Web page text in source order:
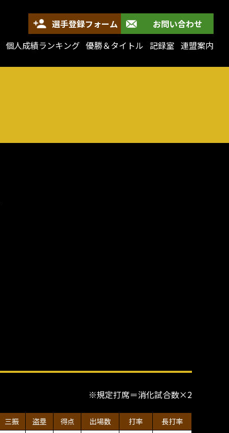
選手登録フォーム
お問い合わせ
個人成績ランキング 優勝＆タイトル 記録室 連盟案内
※規定打席＝消化試合数×2
三振 盗塁 得点 出場数 打率
長打率